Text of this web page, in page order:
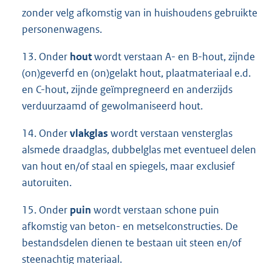
zonder velg afkomstig van in huishoudens gebruikte
personenwagens.
13. Onder houtwordt verstaan A- en B-hout, zijnde
(on)geverfd en (on)gelakt hout, plaatmateriaal e.d.
en C-hout, zijnde geïmpregneerd en anderzijds
verduurzaamd of gewolmaniseerd hout.
14. Ondervlakglas wordt verstaan vensterglas
alsmede draadglas, dubbelglas met eventueel delen
van hout en/of staal en spiegels, maar exclusief
autoruiten.
15. Onder puin wordt verstaan schone puin
afkomstig van beton- en metselconstructies. De
bestandsdelen dienen te bestaan uit steen en/of
steenachtig materiaal.